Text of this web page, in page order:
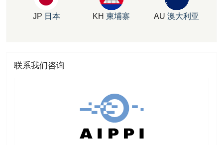
JP 日本 KH 柬埔寨 AU 澳大利亚
联系我们咨询